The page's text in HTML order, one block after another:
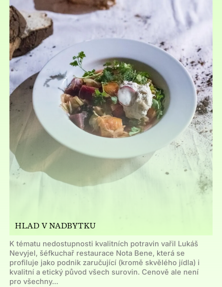
HLAD V NADBYTKU
K tématu nedostupnosti kvalitních potravin vařil Lukáš
Nevyjel, šéfkuchař restaurace Nota Bene, která se
profiluje jako podnik zaručující (kromě skvělého jídla) i
kvalitní a etický původ všech surovin. Cenově ale není
pro všechny…